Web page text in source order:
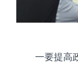
一要提高